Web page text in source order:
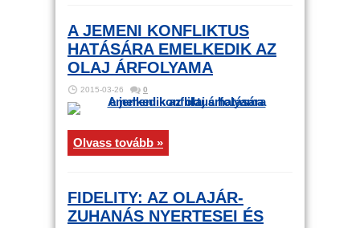
A JEMENI KONFLIKTUS
HATÁSÁRA EMELKEDIK AZ
OLAJ ÁRFOLYAMA
2015-03-26 0
Olvass tovább »
FIDELITY: AZ OLAJÁR-
ZUHANÁS NYERTESEI ÉS